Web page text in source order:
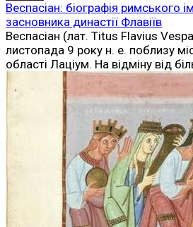
Веспасіан: біографія римського
засновника династії Флавіїв
Веспасіан (лат. Titus Flavius
листопада 9 року н. е. поблизу
області Лаціум. На відміну від